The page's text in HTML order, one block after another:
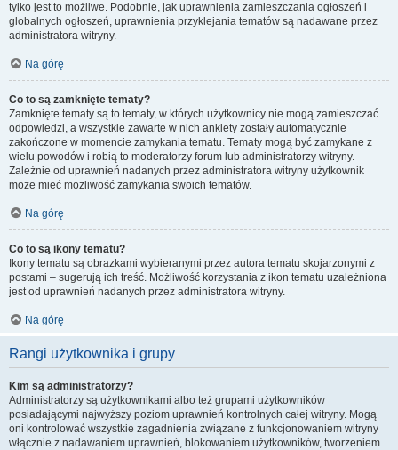
tylko jest to możliwe. Podobnie, jak uprawnienia zamieszczania ogłoszeń i
globalnych ogłoszeń, uprawnienia przyklejania tematów są nadawane przez
administratora witryny.
Na górę
Co to są zamknięte tematy?
Zamknięte tematy są to tematy, w których użytkownicy nie mogą zamieszczać
odpowiedzi, a wszystkie zawarte w nich ankiety zostały automatycznie
zakończone w momencie zamykania tematu. Tematy mogą być zamykane z
wielu powodów i robią to moderatorzy forum lub administratorzy witryny.
Zależnie od uprawnień nadanych przez administratora witryny użytkownik
może mieć możliwość zamykania swoich tematów.
Na górę
Co to są ikony tematu?
Ikony tematu są obrazkami wybieranymi przez autora tematu skojarzonymi z
postami – sugerują ich treść. Możliwość korzystania z ikon tematu uzależniona
jest od uprawnień nadanych przez administratora witryny.
Na górę
Rangi użytkownika i grupy
Kim są administratorzy?
Administratorzy są użytkownikami albo też grupami użytkowników
posiadającymi najwyższy poziom uprawnień kontrolnych całej witryny. Mogą
oni kontrolować wszystkie zagadnienia związane z funkcjonowaniem witryny
włącznie z nadawaniem uprawnień, blokowaniem użytkowników, tworzeniem